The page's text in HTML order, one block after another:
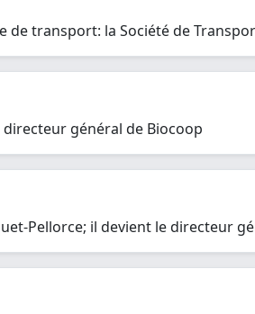
de transport: la Société de
général de Biocoop
Pellorce; il devient le directeur